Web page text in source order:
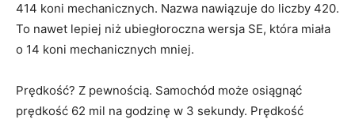
414 koni mechanicznych. Nazwa nawiązuje do liczby 420.
To nawet lepiej niż ubiegłoroczna wersja SE, która miała
o 14 koni mechanicznych mniej.
Prędkość? Z pewnością. Samochód może osiągnąć
prędkość 62 mil na godzinę w 3 sekundy. Prędkość